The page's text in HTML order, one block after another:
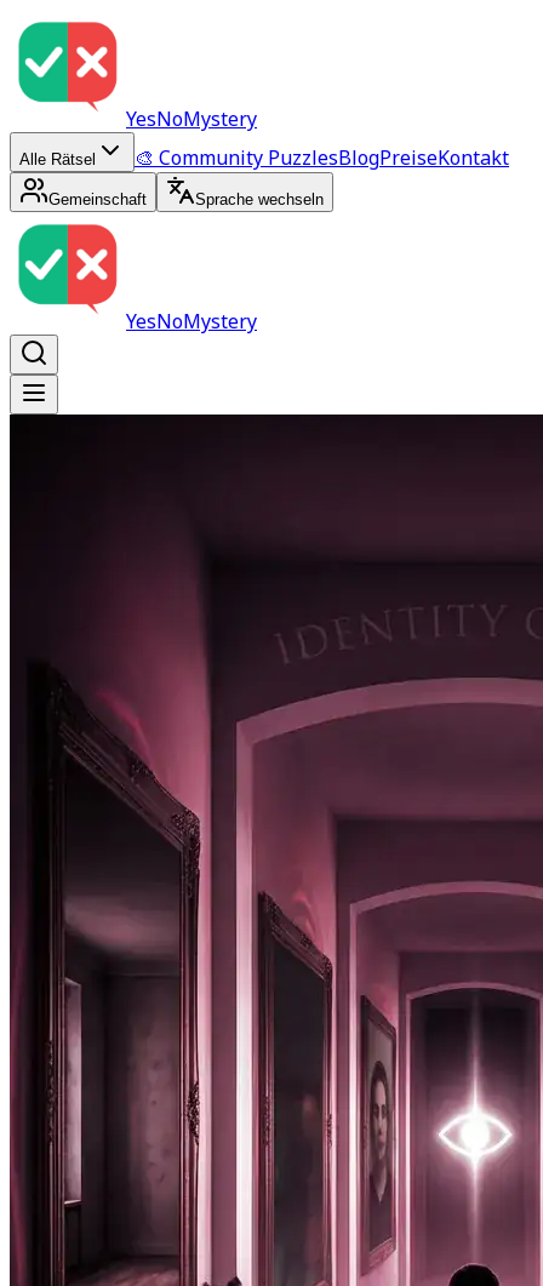
YesNoMystery
Alle Rätsel 🎨 Community PuzzlesBlogPreiseKontakt
Gemeinschaft Sprache wechseln
YesNoMystery